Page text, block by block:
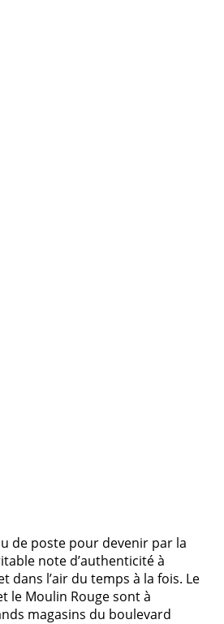
de poste pour devenir par la
note d’authenticité à
l’air du temps à la fois. Le
le Moulin Rouge sont à
magasins du boulevard